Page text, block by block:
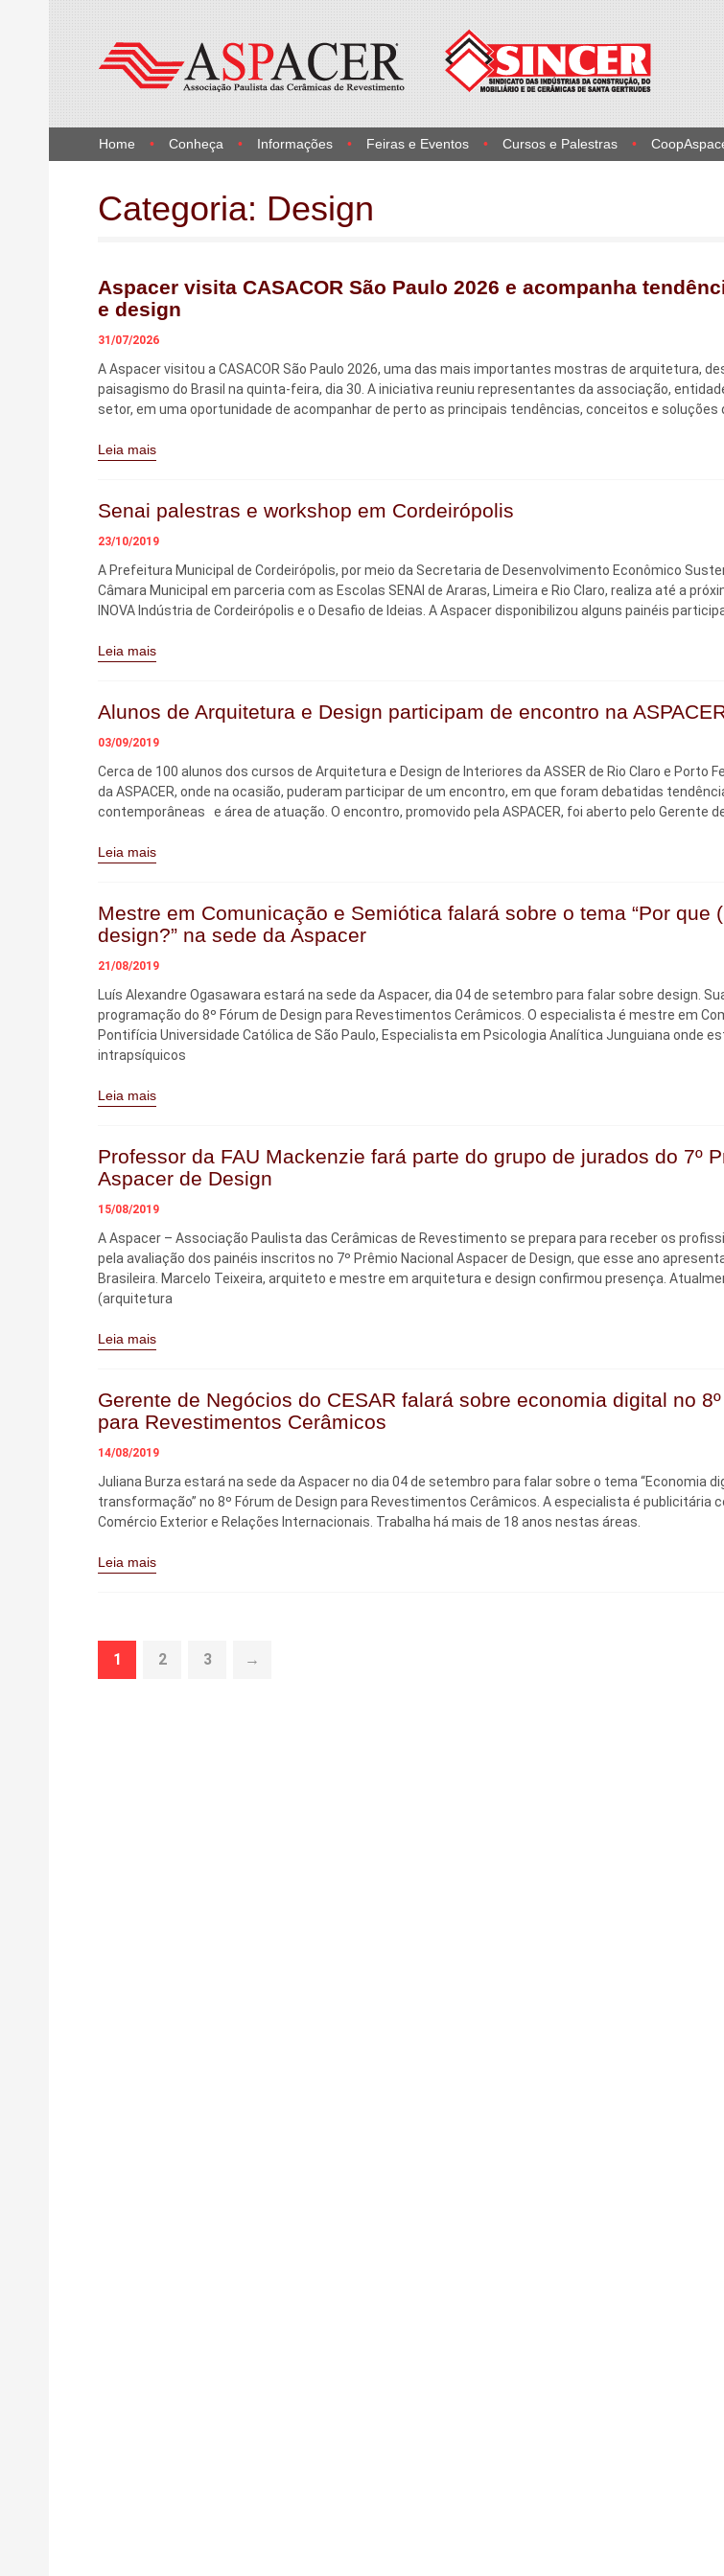
Home Conheça Informações Feiras e Eventos Cursos e Palestras
Categoria: Design
Aspacer visita CASACOR São Paulo 2026 e acompanha
e design
31/07/2026
A Aspacer visitou a CASACOR São Paulo 2026, uma das mais importantes mostras de arquitetura,
paisagismo do Brasil na quinta-feira, dia 30. A iniciativa reuniu representantes da associação,
setor, em uma oportunidade de acompanhar de perto as principais tendências, conceitos e
Leia mais
Senai palestras e workshop em Cordeirópolis
23/10/2019
A Prefeitura Municipal de Cordeirópolis, por meio da Secretaria de Desenvolvimento Econômico
Câmara Municipal em parceria com as Escolas SENAI de Araras, Limeira e Rio Claro, realiza até a
INOVA Indústria de Cordeirópolis e o Desafio de Ideias. A Aspacer disponibilizou alguns painéis
Leia mais
Alunos de Arquitetura e Design participam de encontro na
03/09/2019
Cerca de 100 alunos dos cursos de Arquitetura e Design de Interiores da ASSER de Rio Claro e Porto
da ASPACER, onde na ocasião, puderam participar de um encontro, em que foram debatidas
contemporâneas e área de atuação. O encontro, promovido pela ASPACER, foi aberto pelo Gerente
Leia mais
Mestre em Comunicação e Semiótica falará sobre o tema “Por que
design?” na sede da Aspacer
21/08/2019
Luís Alexandre Ogasawara estará na sede da Aspacer, dia 04 de setembro para falar sobre design.
programação do 8º Fórum de Design para Revestimentos Cerâmicos. O especialista é mestre em
Pontifícia Universidade Católica de São Paulo, Especialista em Psicologia Analítica Junguiana onde
intrapsíquicos
Leia mais
Professor da FAU Mackenzie fará parte do grupo de jurados do 7º
Aspacer de Design
15/08/2019
A Aspacer – Associação Paulista das Cerâmicas de Revestimento se prepara para receber os
pela avaliação dos painéis inscritos no 7º Prêmio Nacional Aspacer de Design, que esse ano
Brasileira. Marcelo Teixeira, arquiteto e mestre em arquitetura e design confirmou presença.
(arquitetura
Leia mais
Gerente de Negócios do CESAR falará sobre economia digital no
para Revestimentos Cerâmicos
14/08/2019
Juliana Burza estará na sede da Aspacer no dia 04 de setembro para falar sobre o tema “Economia
transformação” no 8º Fórum de Design para Revestimentos Cerâmicos. A especialista é publicitária
Comércio Exterior e Relações Internacionais. Trabalha há mais de 18 anos nestas áreas.
Leia mais
1 2 3 →